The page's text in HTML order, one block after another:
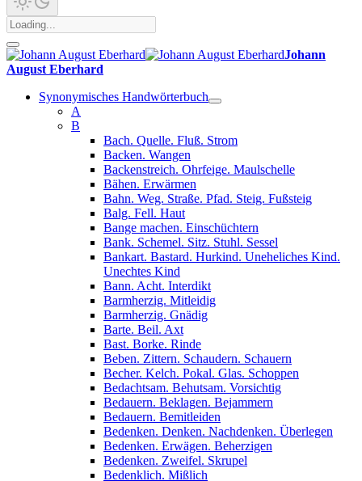
Johann
August Eberhard
Synonymisches Handwörterbuch
A
B
Bach. Quelle. Fluß. Strom
Backen. Wangen
Backenstreich. Ohrfeige. Maulschelle
Bähen. Erwärmen
Bahn. Weg. Straße. Pfad. Steig. Fußsteig
Balg. Fell. Haut
Bange machen. Einschüchtern
Bank. Schemel. Sitz. Stuhl. Sessel
Bankart. Bastard. Hurkind. Uneheliches Kind.
Unechtes Kind
Bann. Acht. Interdikt
Barmherzig. Mitleidig
Barmherzig. Gnädig
Barte. Beil. Axt
Bast. Borke. Rinde
Beben. Zittern. Schaudern. Schauern
Becher. Kelch. Pokal. Glas. Schoppen
Bedachtsam. Behutsam. Vorsichtig
Bedauern. Beklagen. Bejammern
Bedauern. Bemitleiden
Bedenken. Denken. Nachdenken. Überlegen
Bedenken. Erwägen. Beherzigen
Bedenken. Zweifel. Skrupel
Bedenklich. Mißlich